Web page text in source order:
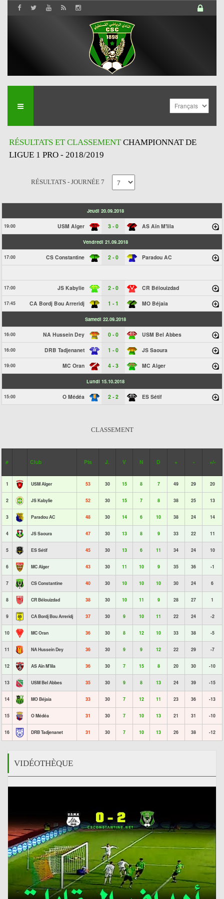
RÉSULTATS ET CLASSEMENTCHAMPIONNAT DE
LIGUE 1 PRO - 2018/2019
RÉSULTATS - JOURNÉE 7
Jeudi 20.09.2018
19:00 USM Alger 3 - 0 AS Aïn M'lila
Vendredi 21.09.2018
17:00 CS Constantine 2 - 0 Paradou AC
17:00 JS Kabylie 2 - 0 CR Bélouizdad
17:45 CA Bordj Bou Arreridj 1 - 1 MO Béjaia
Samedi 22.09.2018
16:00 NA Hussein Dey 0 - 0 USM Bel Abbes
16:00 DRB Tadjenanet 1 - 0 JS Saoura
19:00 MC Oran 4 - 3 MC Alger
Lundi 15.10.2018
15:00 O Médéa 2 - 2 ES Sétif
CLASSEMENT
# Club Pts J. V N D + - +/-
1 USM Alger 53 30 15 8 7 49 29 20
2 JS Kabylie 52 30 15 7 8 38 25 13
3 Paradou AC 48 30 14 6 10 38 24 14
4 JS Saoura 47 30 13 8 9 33 22 11
5 ES Sétif 45 30 13 6 11 34 24 10
6 MC Alger 43 30 11 10 9 35 36 -1
7 CS Constantine 40 30 10 10 10 30 24 6
8 CR Bélouizdad 38 30 10 11 9 28 27 1
9 CA Bordj Bou Arreridj 37 30 9 10 11 22 24 -2
10 MC Oran 36 30 8 12 10 33 38 -5
11 NA Hussein Dey 36 30 9 9 12 22 29 -7
12 AS Aïn M'lila 36 30 7 15 8 20 30 -10
13 USM Bel Abbes 35 30 9 8 13 24 39 -15
14 MO Béjaia 33 30 7 12 11 23 36 -13
15 O Médéa 31 30 7 10 13 21 31 -10
16 DRB Tadjenanet 31 30 7 10 13 26 38 -12
VIDÉOTHÈQUE